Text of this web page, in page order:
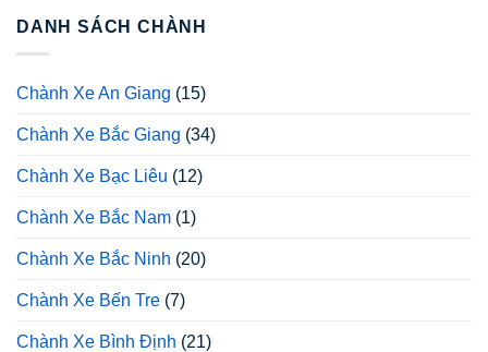
DANH SÁCH CHÀNH
Chành Xe An Giang (15)
Chành Xe Bắc Giang (34)
Chành Xe Bạc Liêu (12)
Chành Xe Bắc Nam (1)
Chành Xe Bắc Ninh (20)
Chành Xe Bến Tre (7)
Chành Xe Bình Định (21)